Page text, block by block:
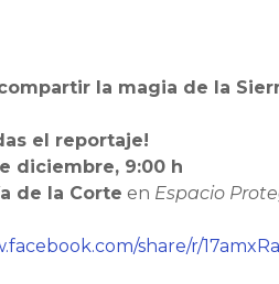
la magia de la
el reportaje!
diciembre, 9:00 h
de la Corte en Espacio
share/r/